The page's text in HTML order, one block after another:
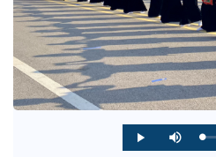
P
l
M
u
L
P
r